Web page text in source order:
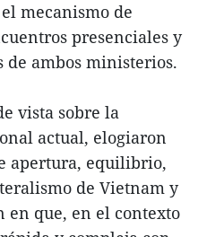
mecanismo de
presenciales y
ambos ministerios.
vista sobre la
actual, elogiaron
apertura, equilibrio,
de Vietnam y
en que, en el contexto